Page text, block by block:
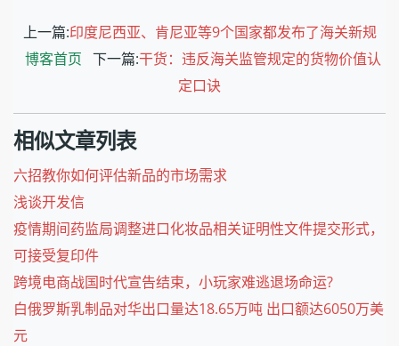
上一篇:印度尼西亚、肯尼亚等9个国家都发布了海关新规
博客首页 下一篇:干货：违反海关监管规定的货物价值认
定口诀
相似文章列表
六招教你如何评估新品的市场需求
浅谈开发信
疫情期间药监局调整进口化妆品相关证明性文件提交形式，
可接受复印件
跨境电商战国时代宣告结束，小玩家难逃退场命运?
白俄罗斯乳制品对华出口量达18.65万吨 出口额达6050万美
元